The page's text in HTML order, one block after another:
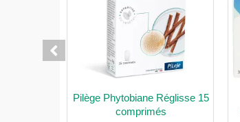
Pilège Phytobiane Réglisse 15
comprimés